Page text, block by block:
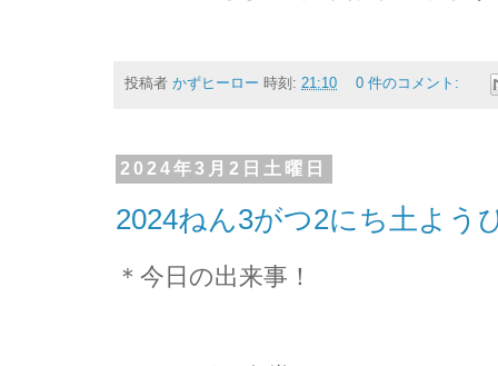
投稿者 かずヒーロー 時刻: 21:10 0 件のコメント:
2024年3月2日土曜日
2024ねん3がつ2にち土よう
＊今日の出来事！